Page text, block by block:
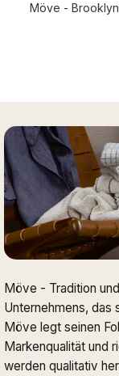
Möve - Brooklyn
Möve - Tradition
Unternehmens, das
Möve legt seinen
Markenqualität und
werden qualitativ